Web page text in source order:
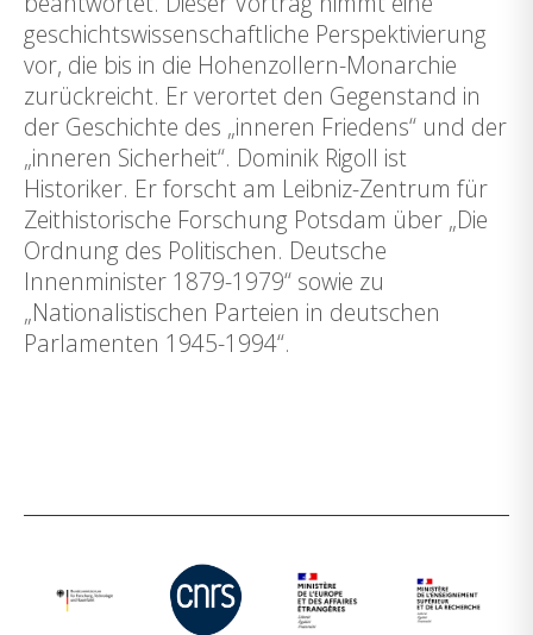
geschichtswissenschaftliche Perspektivierung
vor, die bis in die Hohenzollern-Monarchie
zurückreicht. Er verortet den Gegenstand in
der Geschichte des „inneren Friedens“ und der
„inneren Sicherheit“. Dominik Rigoll ist
Historiker. Er forscht am Leibniz-Zentrum für
Zeithistorische Forschung Potsdam über „Die
Ordnung des Politischen. Deutsche
Innenminister 1879-1979“ sowie zu
„Nationalistischen Parteien in deutschen
Parlamenten 1945-1994“.